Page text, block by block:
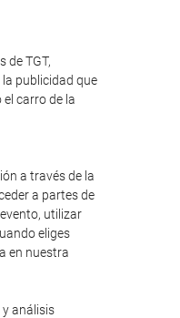
de TGT,
publicidad que
carro de la
a través de la
a partes de
utilizar
eliges
en nuestra
análisis